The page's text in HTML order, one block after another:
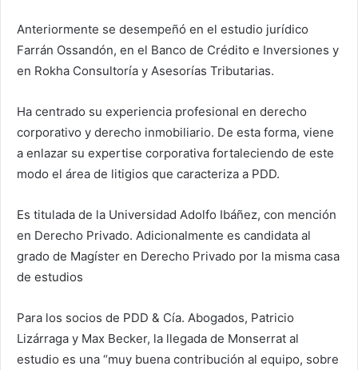
Anteriormente se desempeñó en el estudio jurídico
Farrán Ossandón, en el Banco de Crédito e Inversiones y
en Rokha Consultoría y Asesorías Tributarias.
Ha centrado su experiencia profesional en derecho
corporativo y derecho inmobiliario. De esta forma, viene
a enlazar su expertise corporativa fortaleciendo de este
modo el área de litigios que caracteriza a PDD.
Es titulada de la Universidad Adolfo Ibáñez, con mención
en Derecho Privado. Adicionalmente es candidata al
grado de Magíster en Derecho Privado por la misma casa
de estudios
Para los socios de PDD & Cía. Abogados, Patricio
Lizárraga y Max Becker, la llegada de Monserrat al
estudio es una “muy buena contribución al equipo, sobre